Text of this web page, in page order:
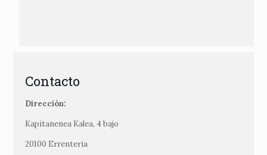
Contacto
Dirección:
Kapitanenea Kalea, 4 bajo
20100 Errenteria